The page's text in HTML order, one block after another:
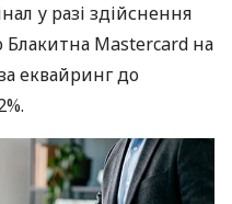
у разі здійснення
Блакитна Mastercard на
еквайринг до